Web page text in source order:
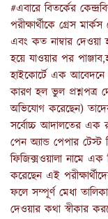
#এবারে বিতর্কের
পরীক্ষার্থীকে গ্রেস
এবং কত নাম্বার দেওয়া
হয়ে যাওয়ার পর
হাইকোর্টে এক আবেদনে
কারণ হল ভুল প্রশ্নপত্র
অভিযোগ করেছেন)
সর্বোচ্চ আদালতের এক
পেন অ্যান্ড পেপার টেস্ট
ফিজিক্সওয়ালা নামে
করেছেন এই
ফলে সম্পূর্ণ মেধা
দেওয়ার কথা স্বীকার